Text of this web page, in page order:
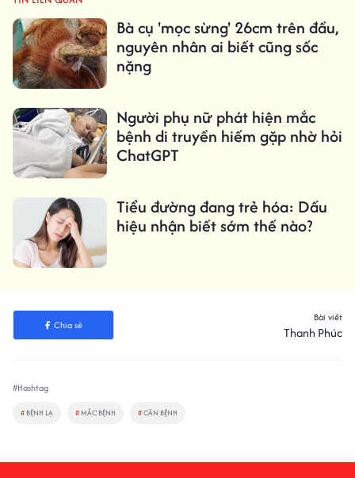
Bà cụ 'mọc sừng' 26cm trên đầu,
nguyên nhân ai biết cũng sốc
nặng
Người phụ nữ phát hiện mắc
bệnh di truyền hiếm gặp nhờ hỏi
ChatGPT
Tiểu đường đang trẻ hóa: Dấu
hiệu nhận biết sớm thế nào?
Chia sẻ
Bài viết
Thanh Phúc
#Hashtag
# BỆNH LẠ # MẮC BỆNH #CĂN BỆNH